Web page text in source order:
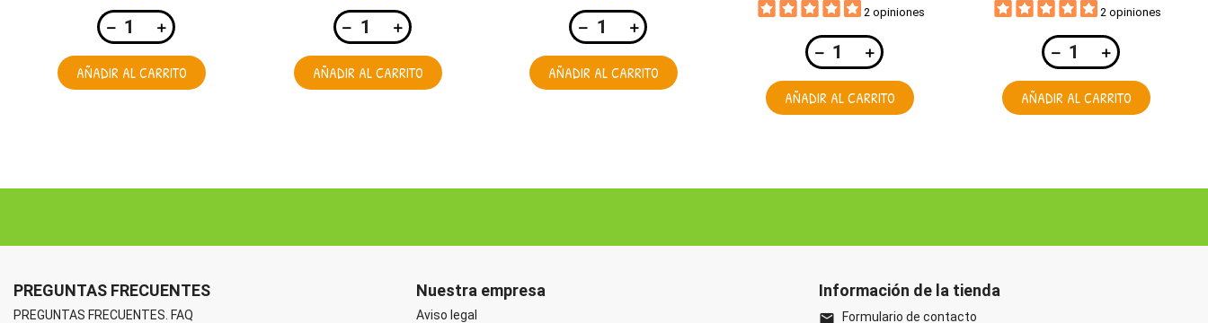
AÑADIR AL CARRITO AÑADIR AL CARRITO AÑADIR AL CARRITO
2 opiniones
AÑADIR AL CARRITO
2 opiniones
AÑADIR AL CARRITO
PREGUNTAS FRECUENTES
PREGUNTAS FRECUENTES. FAQ
Nuestra empresa
Aviso legal
Información de la tienda
email Formulario de contacto